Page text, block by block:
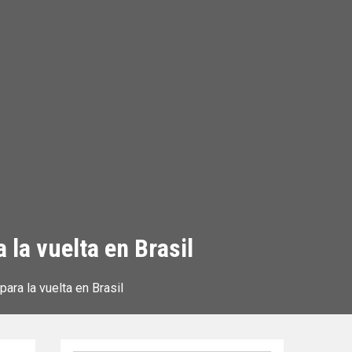
la vuelta en Brasil
la vuelta en Brasil